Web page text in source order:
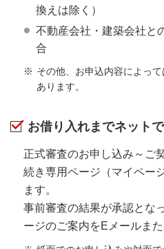
換えは除く）
不動産会社・建築会社と
合
その他、お申込内容によっ
あります。
お借り入れまでネット
正式審査のお申し込み～ご
続き専用ページ（マイペー
ます。
事前審査の結果が承認とな
ージのご案内をEメールま